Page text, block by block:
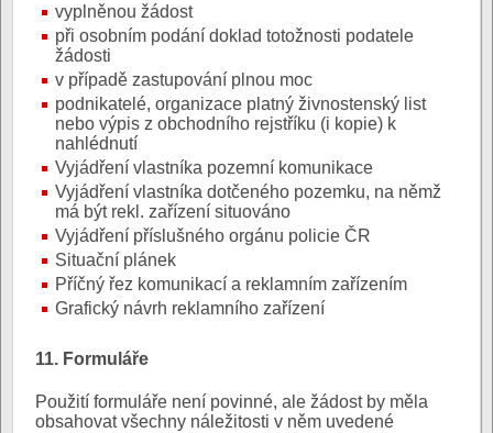
vyplněnou žádost
při osobním podání doklad totožnosti podatele
žádosti
v případě zastupování plnou moc
podnikatelé, organizace platný živnostenský list
nebo výpis z obchodního rejstříku (i kopie) k
nahlédnutí
Vyjádření vlastníka pozemní komunikace
Vyjádření vlastníka dotčeného pozemku, na němž
má být rekl. zařízení situováno
Vyjádření příslušného orgánu policie ČR
Situační plánek
Příčný řez komunikací a reklamním zařízením
Grafický návrh reklamního zařízení
11. Formuláře
Použití formuláře není povinné, ale žádost by měla
obsahovat všechny náležitosti v něm uvedené